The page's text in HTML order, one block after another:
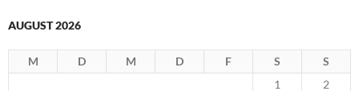
AUGUST 2026
M D M D F S S
1
2